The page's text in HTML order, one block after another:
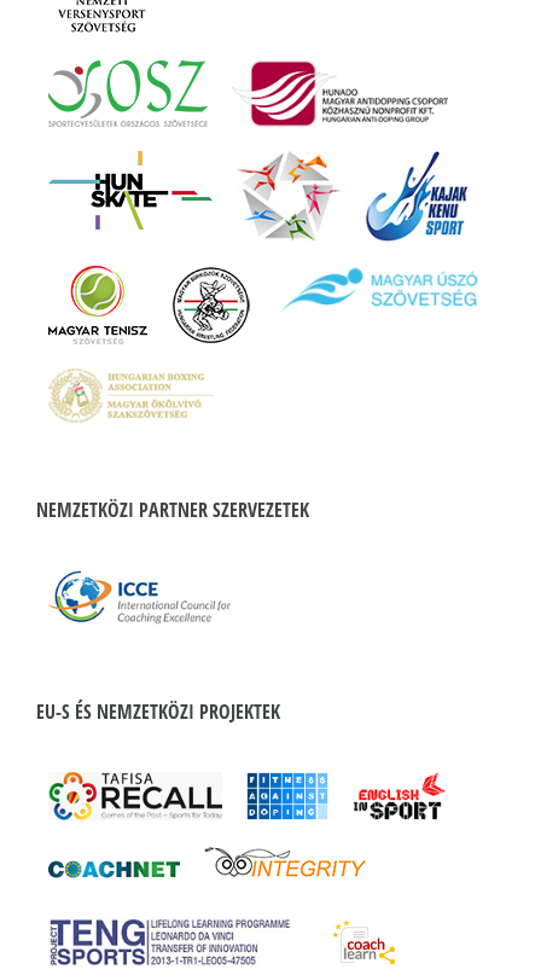
NEMZETKÖZI PARTNER SZERVEZETEK
EU-S ÉS NEMZETKÖZI PROJEKTEK